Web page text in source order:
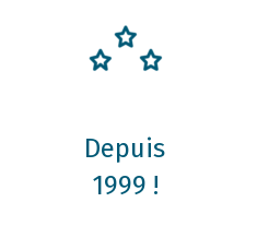
Depuis
1999 !